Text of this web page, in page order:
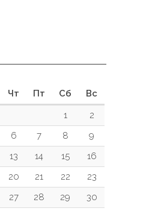
Чт Пт Сб Вс
1
2
6 7 8
9
13 14 15
16
20 21 22
23
27 28 29
30